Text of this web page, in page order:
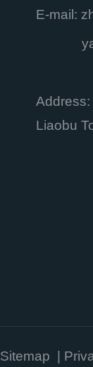
E-mail:
Address:
Liaobu
Sitemap